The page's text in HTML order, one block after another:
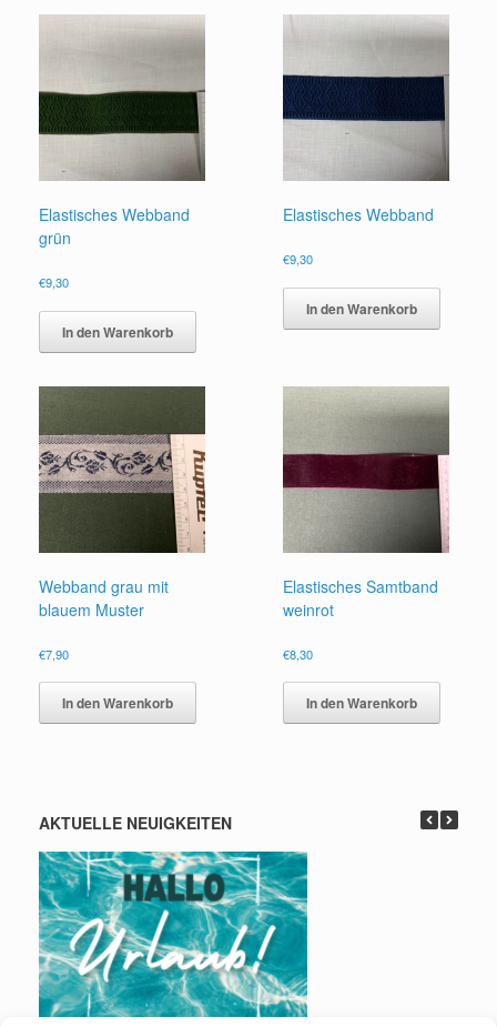
Elastisches Webband
grün
€9,30
In den Warenkorb
Elastisches Webband
€9,30
In den Warenkorb
Webband grau mit
blauem Muster
€7,90
In den Warenkorb
Elastisches Samtband
weinrot
€8,30
In den Warenkorb
AKTUELLE NEUIGKEITEN